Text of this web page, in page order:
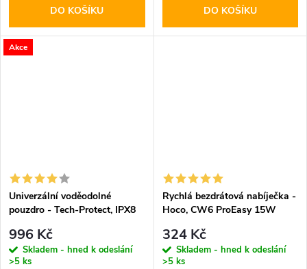
DO KOŠÍKU DO KOŠÍKU
Akce
Univerzální voděodolné
pouzdro - Tech-Protect, IPX8
996 Kč
Skladem - hned k odeslání
>5 ks
Rychlá bezdrátová nabíječka -
Hoco, CW6 ProEasy 15W
324 Kč
Skladem - hned k odeslání
>5 ks